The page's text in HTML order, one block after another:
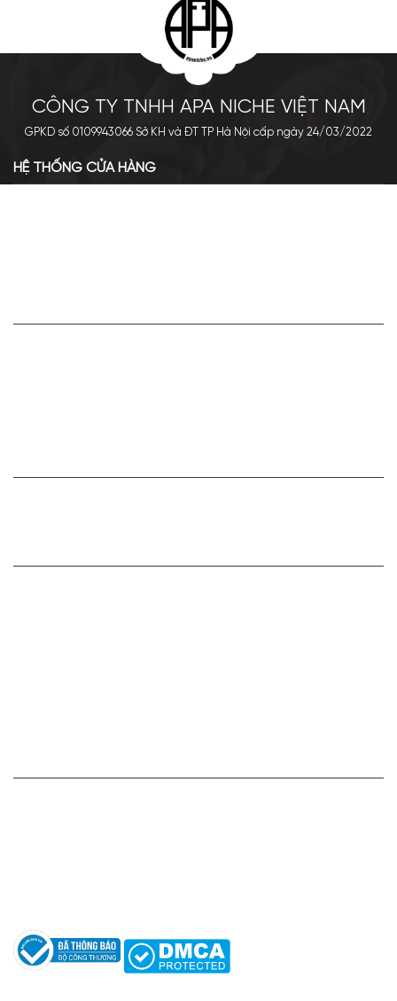
CÔNG TY TNHH APA NICHE VIỆT NAM
GPKD số 0109943066 Sở KH và ĐT TP Hà Nội cấp ngày 24/03/2022
HỆ THỐNG CỬA HÀNG